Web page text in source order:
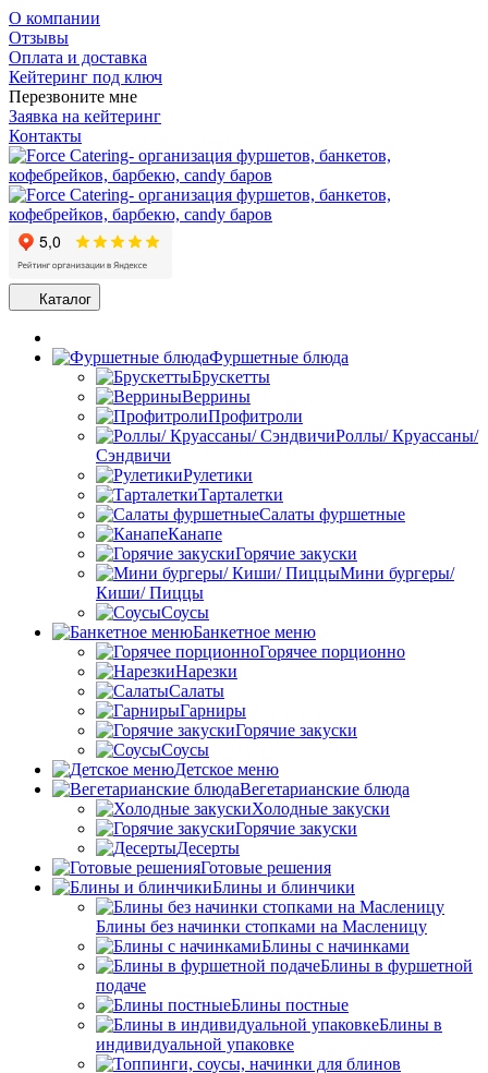
О компании
Отзывы
Оплата и доставка
Кейтеринг под ключ
Перезвоните мне
Заявка на кейтеринг
Контакты
Каталог
Фуршетные блюда
Брускетты
Веррины
Профитроли
Роллы/ Круассаны/
Сэндвичи
Рулетики
Тарталетки
Салаты фуршетные
Канапе
Горячие закуски
Мини бургеры/
Киши/ Пиццы
Соусы
Банкетное меню
Горячее порционно
Нарезки
Салаты
Гарниры
Горячие закуски
Соусы
Детское меню
Вегетарианские блюда
Холодные закуски
Горячие закуски
Десерты
Готовые решения
Блины и блинчики
Блины без начинки стопками на Масленицу
Блины с начинками
Блины в фуршетной
подаче
Блины постные
Блины в
индивидуальной упаковке